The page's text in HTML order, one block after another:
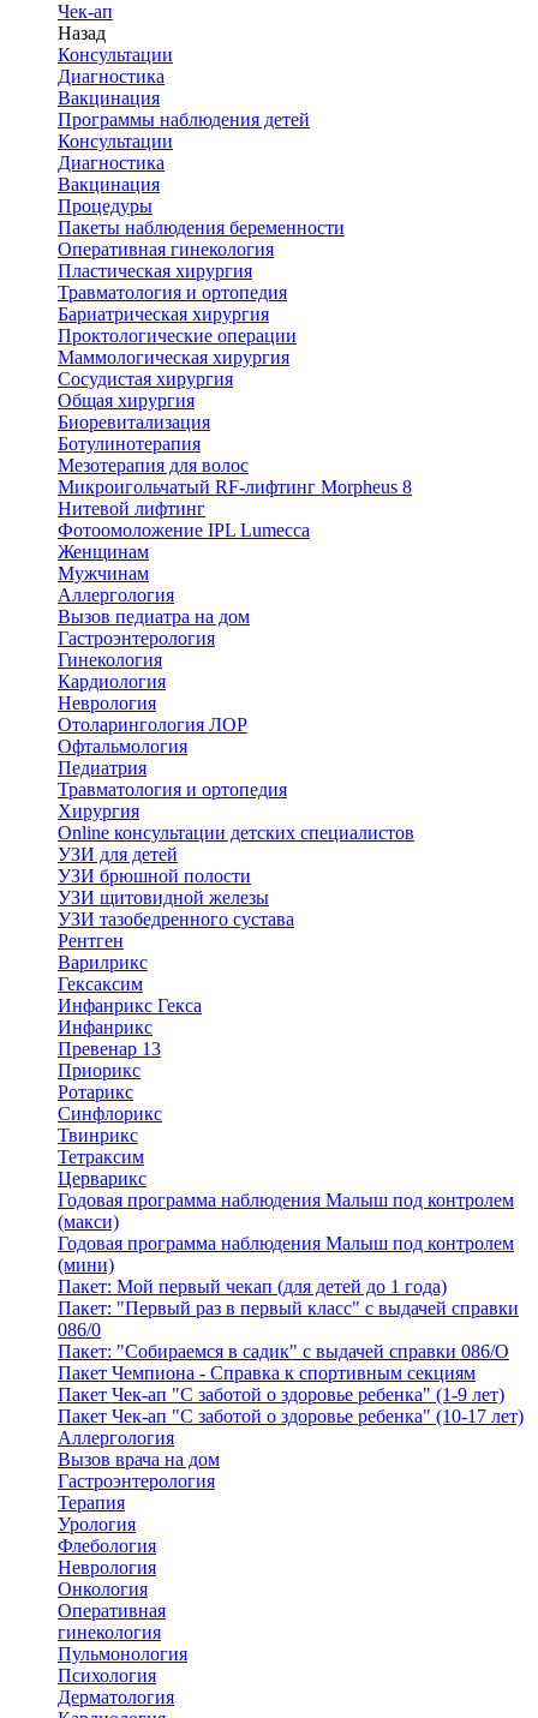
Чек-ап
Назад
Консультации
Диагностика
Вакцинация
Программы наблюдения детей
Консультации
Диагностика
Вакцинация
Процедуры
Пакеты наблюдения беременности
Оперативная гинекология
Пластическая хирургия
Травматология и ортопедия
Бариатрическая хирургия
Проктологические операции
Маммологическая хирургия
Сосудистая хирургия
Общая хирургия
Биоревитализация
Ботулинотерапия
Мезотерапия для волос
Микроигольчатый RF-лифтинг Morpheus 8
Нитевой лифтинг
Фотоомоложение IPL Lumecca
Женщинам
Мужчинам
Аллергология
Вызов педиатра на дом
Гастроэнтерология
Гинекология
Кардиология
Неврология
Отоларингология ЛОР
Офтальмология
Педиатрия
Травматология и ортопедия
Хирургия
Online консультации детских специалистов
УЗИ для детей
УЗИ брюшной полости
УЗИ щитовидной железы
УЗИ тазобедренного сустава
Рентген
Варилрикс
Гексаксим
Инфанрикс Гекса
Инфанрикс
Превенар 13
Приорикс
Ротарикс
Синфлорикс
Твинрикс
Тетраксим
Церварикс
Годовая программа наблюдения Малыш под контролем
(макси)
Годовая программа наблюдения Малыш под контролем
(мини)
Пакет: Мой первый чекап (для детей до 1 года)
Пакет: "Первый раз в первый класс" с выдачей справки
086/0
Пакет: "Собираемся в садик" с выдачей справки 086/О
Пакет Чемпиона - Справка к спортивным секциям
Пакет Чек-ап "С заботой о здоровье ребенка" (1-9 лет)
Пакет Чек-ап "С заботой о здоровье ребенка" (10-17 лет)
Аллергология
Вызов врача на дом
Гастроэнтерология
Терапия
Урология
Флебология
Неврология
Онкология
Оперативная
гинекология
Пульмонология
Психология
Дерматология